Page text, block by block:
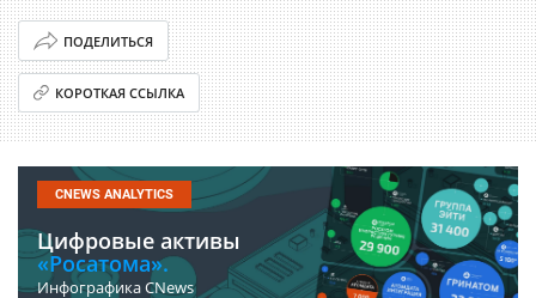
ПОДЕЛИТЬСЯ
КОРОТКАЯ ССЫЛКА
CNEWS ANALYTICS
Цифровые активы
«Росатома».
Инфографика CNews